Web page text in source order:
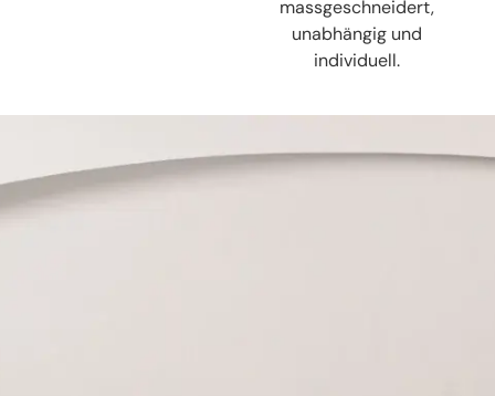
massgeschneidert,
unabhängig und
individuell.